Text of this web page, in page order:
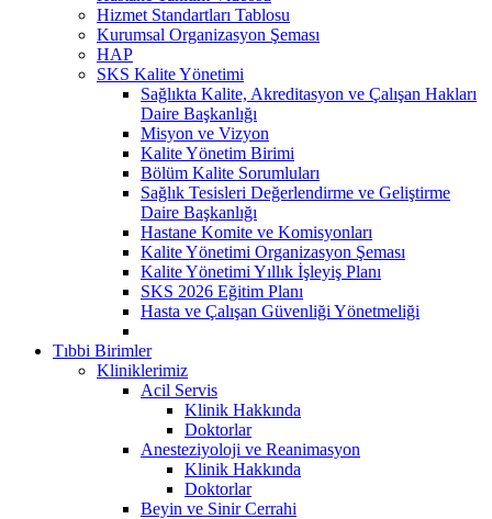
Hizmet Standartları Tablosu
Kurumsal Organizasyon Şeması
HAP
SKS Kalite Yönetimi
Sağlıkta Kalite, Akreditasyon ve Çalışan Hakları
Daire Başkanlığı
Misyon ve Vizyon
Kalite Yönetim Birimi
Bölüm Kalite Sorumluları
Sağlık Tesisleri Değerlendirme ve Geliştirme
Daire Başkanlığı
Hastane Komite ve Komisyonları
Kalite Yönetimi Organizasyon Şeması
Kalite Yönetimi Yıllık İşleyiş Planı
SKS 2026 Eğitim Planı
Hasta ve Çalışan Güvenliği Yönetmeliği
Tıbbi Birimler
Kliniklerimiz
Acil Servis
Klinik Hakkında
Doktorlar
Anesteziyoloji ve Reanimasyon
Klinik Hakkında
Doktorlar
Beyin ve Sinir Cerrahi